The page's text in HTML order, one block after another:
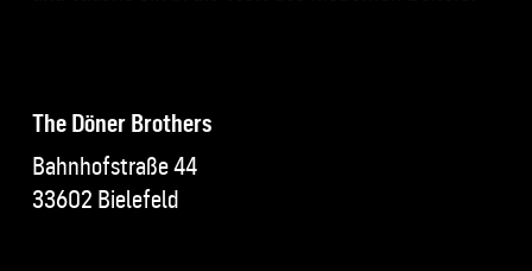
The Döner Brothers
Bahnhofstraße 44
33602 Bielefeld